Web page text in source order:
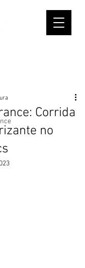
Corrida
no